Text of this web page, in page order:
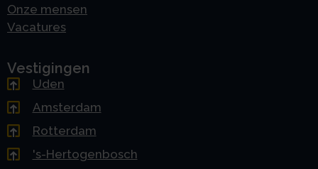
Onze mensen
Vacatures
Vestigingen
Uden
Amsterdam
Rotterdam
's-Hertogenbosch